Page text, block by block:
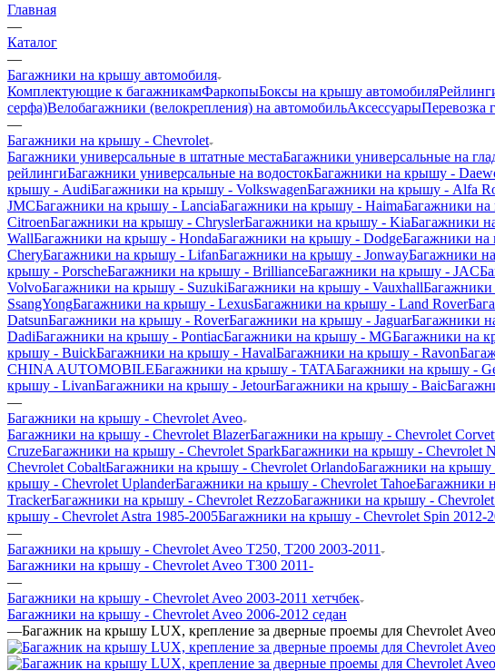
Главная
—
Каталог
—
Багажники на крышу автомобиля
Комплектующие к багажникамФаркопыБоксы на крышу автомобиля
серфа)Велобагажники (велокрепления) на автомобильАксессуарыПеревозка
—
Багажники на крышу - Chevrolet
Багажники универсальные в штатные местаБагажники универсальные на
рейлингиБагажники универсальные на водостокБагажники на крышу -
крышу - AudiБагажники на крышу - VolkswagenБагажники на крышу - Alfa
JMCБагажники на крышу - LanciaБагажники на крышу - HaimaБагажники
CitroenБагажники на крышу - ChryslerБагажники на крышу - KiaБагажники
WallБагажники на крышу - HondaБагажники на крышу - DodgeБагажники
CheryБагажники на крышу - LifanБагажники на крышу - JonwayБагажники
крышу - PorscheБагажники на крышу - BrillianceБагажники на крышу - JAC
VolvoБагажники на крышу - SuzukiБагажники на крышу - Vauxhall
SsangYongБагажники на крышу - LexusБагажники на крышу - Land Rover
DatsunБагажники на крышу - RoverБагажники на крышу - JaguarБагажники
DadiБагажники на крышу - PontiacБагажники на крышу - MGБагажники на
крышу - BuickБагажники на крышу - HavalБагажники на крышу - Ravon
CHINA AUTOMOBILEБагажники на крышу - TATAБагажники на крышу -
крышу - LivanБагажники на крышу - JetourБагажники на крышу - Baic
—
Багажники на крышу - Chevrolet Aveo
Багажники на крышу - Chevrolet BlazerБагажники на крышу - Chevrolet
CruzeБагажники на крышу - Chevrolet SparkБагажники на крышу - Chevrolet
Chevrolet CobaltБагажники на крышу - Chevrolet OrlandoБагажники на крышу
крышу - Chevrolet UplanderБагажники на крышу - Chevrolet TahoeБагажники
TrackerБагажники на крышу - Chevrolet RezzoБагажники на крышу -
крышу - Chevrolet Astra 1985-2005Багажники на крышу - Chevrolet Spin 2012-
—
Багажники на крышу - Chevrolet Aveo T250, T200 2003-2011
Багажники на крышу - Chevrolet Aveo T300 2011-
—
Багажники на крышу - Chevrolet Aveo 2003-2011 хетчбек
Багажники на крышу - Chevrolet Aveo 2006-2012 седан
—Багажник на крышу LUX, крепление за дверные проемы для Chevrolet